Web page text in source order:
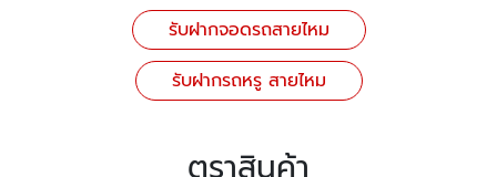
รับฝากจอดรถสายไหม
รับฝากรถหรู สายไหม